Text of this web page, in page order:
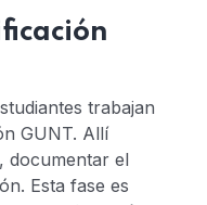
trabajan
GUNT. Allí
documentar el
Esta fase es